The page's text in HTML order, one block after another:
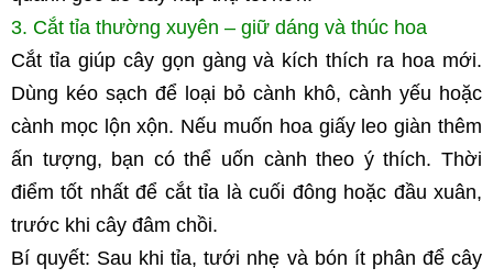
3. Cắt tỉa thường xuyên – giữ dáng và thúc hoa
Cắt tỉa giúp cây gọn gàng và kích thích ra hoa mới.
Dùng kéo sạch để loại bỏ cành khô, cành yếu hoặc
cành mọc lộn xộn. Nếu muốn hoa giấy leo giàn thêm
ấn tượng, bạn có thể uốn cành theo ý thích. Thời
điểm tốt nhất để cắt tỉa là cuối đông hoặc đầu xuân,
trước khi cây đâm chồi.
Bí quyết: Sau khi tỉa, tưới nhẹ và bón ít phân để cây